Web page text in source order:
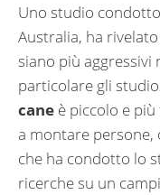
Uno studio
Australia, ha
siano più aggressivi
particolare gli
cane è piccolo e
a montare persone,
che ha condotto lo
ricerche su un